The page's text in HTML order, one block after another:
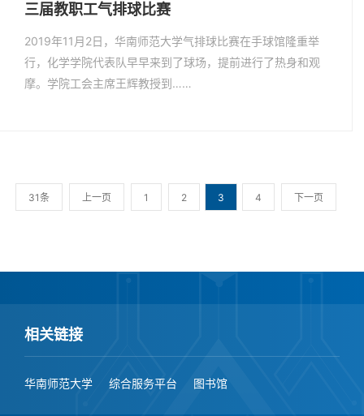
三届教职工气排球比赛
2019年11月2日，华南师范大学气排球比赛在手球馆隆重举
行，化学学院代表队早早来到了球场，提前进行了热身和观
摩。学院工会主席王辉教授到……
31条 上一页 1 2 3 4 下一页
相关链接
华南师范大学 综合服务平台 图书馆